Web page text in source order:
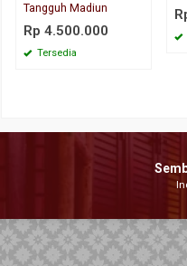
Tangguh Madiun
Rp 4.500.000
Tersedia